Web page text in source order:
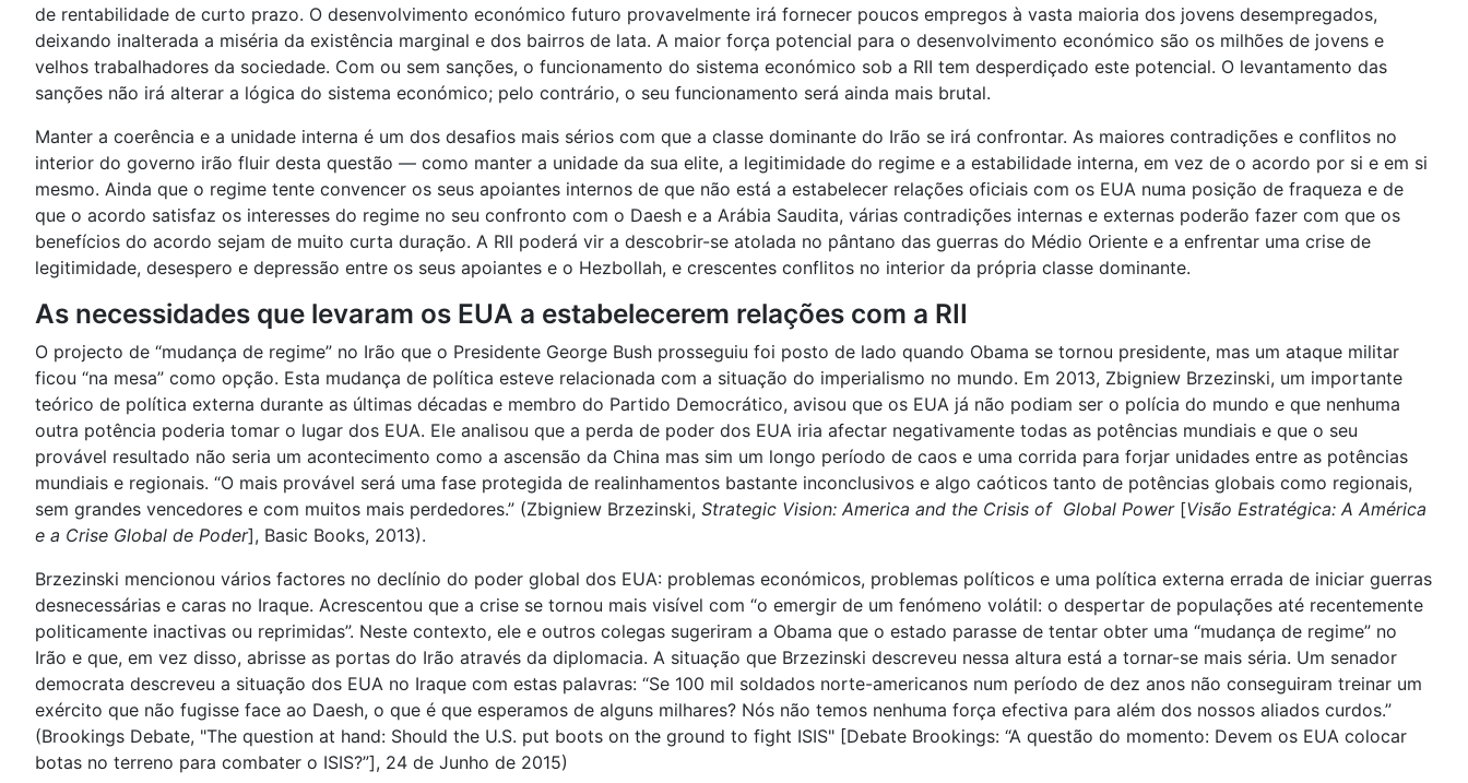
de rentabilidade de curto prazo. O desenvolvimento económico futuro provavelmente irá fornecer poucos empregos à vasta maioria dos jovens desempregados,
deixando inalterada a miséria da existência marginal e dos bairros de lata. A maior força potencial para o desenvolvimento económico são os milhões de jovens e
velhos trabalhadores da sociedade. Com ou sem sanções, o funcionamento do sistema económico sob a RII tem desperdiçado este potencial. O levantamento das
sanções não irá alterar a lógica do sistema económico; pelo contrário, o seu funcionamento será ainda mais brutal.
Manter a coerência e a unidade interna é um dos desafios mais sérios com que a classe dominante do Irão se irá confrontar. As maiores contradições e conflitos no
interior do governo irão fluir desta questão — como manter a unidade da sua elite, a legitimidade do regime e a estabilidade interna, em vez de o acordo por si e em si
mesmo. Ainda que o regime tente convencer os seus apoiantes internos de que não está a estabelecer relações oficiais com os EUA numa posição de fraqueza e de
que o acordo satisfaz os interesses do regime no seu confronto com o Daesh e a Arábia Saudita, várias contradições internas e externas poderão fazer com que os
benefícios do acordo sejam de muito curta duração. A RII poderá vir a descobrir-se atolada no pântano das guerras do Médio Oriente e a enfrentar uma crise de
legitimidade, desespero e depressão entre os seus apoiantes e o Hezbollah, e crescentes conflitos no interior da própria classe dominante.
As necessidades que levaram os EUA a estabelecerem relações com a RII
O projecto de “mudança de regime” no Irão que o Presidente George Bush prosseguiu foi posto de lado quando Obama se tornou presidente, mas um ataque militar
ficou “na mesa” como opção. Esta mudança de política esteve relacionada com a situação do imperialismo no mundo. Em 2013, Zbigniew Brzezinski, um importante
teórico de política externa durante as últimas décadas e membro do Partido Democrático, avisou que os EUA já não podiam ser o polícia do mundo e que nenhuma
outra potência poderia tomar o lugar dos EUA. Ele analisou que a perda de poder dos EUA iria afectar negativamente todas as potências mundiais e que o seu
provável resultado não seria um acontecimento como a ascensão da China mas sim um longo período de caos e uma corrida para forjar unidades entre as potências
mundiais e regionais. “O mais provável será uma fase protegida de realinhamentos bastante inconclusivos e algo caóticos tanto de potências globais como regionais,
sem grandes vencedores e com muitos mais perdedores.” (Zbigniew Brzezinski, Strategic Vision: America and the Crisis of Global Power[Visão Estratégica: A América
e a Crise Global de Poder], Basic Books, 2013).
Brzezinski mencionou vários factores no declínio do poder global dos EUA: problemas económicos, problemas políticos e uma política externa errada de iniciar guerras
desnecessárias e caras no Iraque. Acrescentou que a crise se tornou mais visível com “o emergir de um fenómeno volátil: o despertar de populações até recentemente
politicamente inactivas ou reprimidas”. Neste contexto, ele e outros colegas sugeriram a Obama que o estado parasse de tentar obter uma “mudança de regime” no
Irão e que, em vez disso, abrisse as portas do Irão através da diplomacia. A situação que Brzezinski descreveu nessa altura está a tornar-se mais séria. Um senador
democrata descreveu a situação dos EUA no Iraque com estas palavras: “Se 100 mil soldados norte-americanos num período de dez anos não conseguiram treinar um
exército que não fugisse face ao Daesh, o que é que esperamos de alguns milhares? Nós não temos nenhuma força efectiva para além dos nossos aliados curdos.”
(Brookings Debate, "The question at hand: Should the U.S. put boots on the ground to fight ISIS" [Debate Brookings: “A questão do momento: Devem os EUA colocar
botas no terreno para combater o ISIS?”], 24 de Junho de 2015)